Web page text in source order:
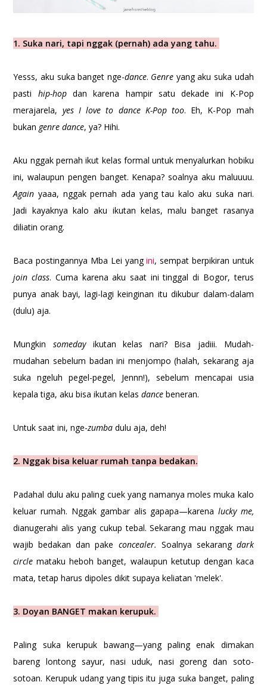
1. Suka nari, tapi nggak (pernah) ada yang tahu.
Yesss, aku suka banget nge-dance. Genre yang aku suka udah
pasti hip-hopdan karena hampir satu dekade ini K-Pop
merajarela, yes I love to dance K-Pop too. Eh, K-Pop mah
bukan genre dance, ya? Hihi.
Aku nggak pernah ikut kelas formal untuk menyalurkan hobiku
ini, walaupun pengen banget. Kenapa? soalnya aku maluuuu.
Againyaaa, nggak pernah ada yang tau kalo aku suka nari.
Jadi kayaknya kalo aku ikutan kelas, malu banget rasanya
diliatin orang.
Baca postingannya Mba Lei yangini, sempat berpikiran untuk
join class. Cuma karena aku saat ini tinggal di Bogor, terus
punya anak bayi, lagi-lagi keinginan itu dikubur dalam-dalam
(dulu) aja.
Mungkinsomeday ikutan kelas nari? Bisa jadiii. Mudah-
mudahan sebelum badan ini menjompo (halah, sekarang aja
suka ngeluh pegel-pegel, Jennn!), sebelum mencapai usia
kepala tiga, aku bisa ikutan kelasdancebeneran.
Untuk saat ini, nge-zumbadulu aja, deh!
2. Nggak bisa keluar rumah tanpa bedakan.
Padahal dulu aku paling cuek yang namanya moles muka kalo
keluar rumah. Nggak gambar alis gapapa—karena lucky me,
dianugerahi alis yang cukup tebal. Sekarang mau nggak mau
wajib bedakan dan pake concealer. Soalnya sekarang dark
circlemataku heboh banget, walaupun ketutup dengan kaca
mata, tetap harus dipoles dikit supaya keliatan 'melek'.
3. Doyan BANGET makan kerupuk.
Paling suka kerupuk bawang—yang paling enak dimakan
bareng lontong sayur, nasi uduk, nasi goreng dan soto-
sotoan. Kerupuk udang yang tipis itu juga suka banget, paling